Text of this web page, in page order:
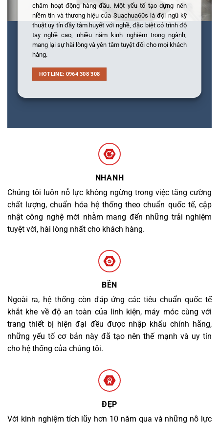
châm hoạt động hàng đầu. Một yếu tố tạo dựng nên
niềm tin và thương hiệu của Suachua60s là đội ngũ kỹ
thuật uy tín đầy tâm huyết với nghề, đặc biệt có trình độ
tay nghề cao, nhiều năm kinh nghiệm trong ngành,
mang lại sự hài lòng và yên tâm tuyệt đối cho mọi khách
hàng.
HOTLINE: 0964 308 308
NHANH
Chúng tôi luôn nỗ lực không ngừng trong việc tăng cường
chất lượng, chuẩn hóa hệ thống theo chuẩn quốc tế, cập
nhật công nghệ mới nhằm mang đến những trải nghiệm
tuyệt vời, hài lòng nhất cho khách hàng.
BỀN
Ngoài ra, hệ thống còn đáp ứng các tiêu chuẩn quốc tế
khắt khe về độ an toàn của linh kiện, máy móc cùng với
trang thiết bị hiện đại đều được nhập khẩu chính hãng,
những yếu tố cơ bản này đã tạo nên thế mạnh và uy tín
cho hệ thống của chúng tôi.
ĐẸP
Với kinh nghiệm tích lũy hơn 10 năm qua và những nỗ lực